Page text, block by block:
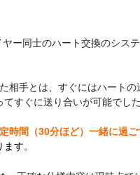
ー同士のハート交換のシス
相手とは、すぐにはハート
すぐに送り合いが可能でした
時間（30分ほど）一緒に過
ます。